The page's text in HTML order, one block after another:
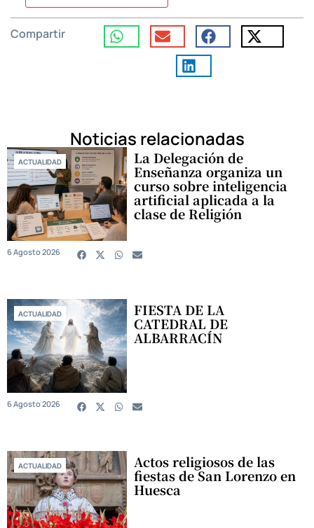
Compartir
Noticias relacionadas
ACTUALIDAD La Delegación de
Enseñanza organiza un
curso sobre inteligencia
artificial aplicada a la
clase de Religión
6 Agosto 2026
ACTUALIDAD FIESTA DE LA
CATEDRAL DE
ALBARRACÍN
6 Agosto 2026
ACTUALIDAD Actos religiosos de las
fiestas de San Lorenzo en
Huesca